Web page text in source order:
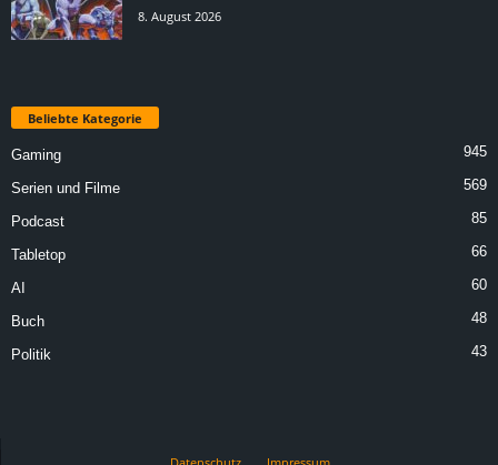
8. August 2026
Beliebte Kategorie
Gaming 945
Serien und Filme 569
Podcast 85
Tabletop 66
AI 60
Buch 48
Politik 43